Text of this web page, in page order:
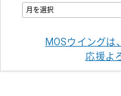
MOSウイングは
応援よ